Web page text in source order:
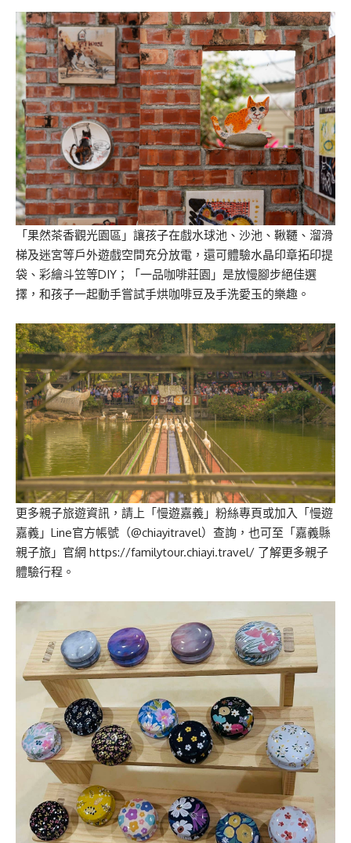
「果然茶香觀光園區」讓孩子在戲水球池、沙池、鞦韆、溜滑
梯及迷宮等戶外遊戲空間充分放電，還可體驗水晶印章拓印提
袋、彩繪斗笠等DIY；「一品咖啡莊園」是放慢腳步絕佳選
擇，和孩子一起動手嘗試手烘咖啡豆及手洗愛玉的樂趣。
更多親子旅遊資訊，請上「慢遊嘉義」粉絲專頁或加入「慢遊
嘉義」Line官方帳號（@chiayitravel）查詢，也可至「嘉義縣
親子旅」官網 https://familytour.chiayi.travel/ 了解更多親子
體驗行程。